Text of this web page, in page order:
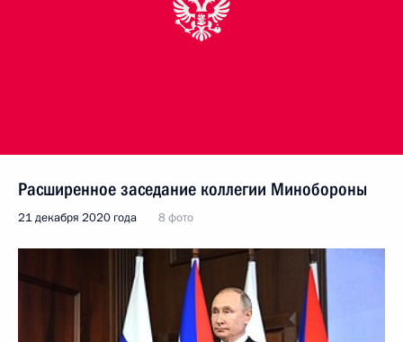
Расширенное заседание коллегии Минобороны
21 декабря 2020 года 8 фото